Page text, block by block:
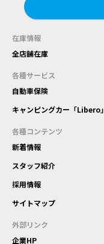
在庫情報
全店舗在庫
各種サービス
自動車保険
キャンピングカー「Libero」
各種コンテンツ
新着情報
スタッフ紹介
採用情報
サイトマップ
外部リンク
企業HP